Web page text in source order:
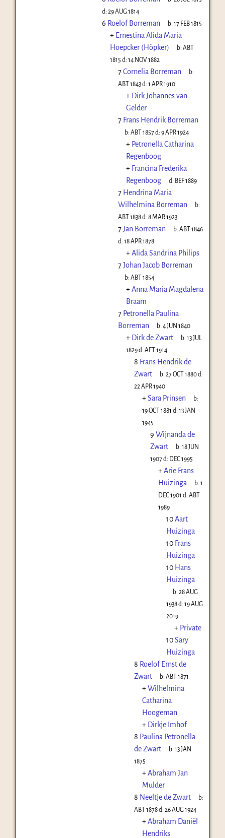
d: 29 AUG 1814
6 Roelof Borreman b:17 FEB 1815
+ Ernestina Alida Maria
Hoepcker (Höpker)
b:ABT
1815 d: 14 NOV 1882
7Cornelia Borreman
b:
ABT 1843d: 1 APR 1910
+ Dirk Johannes van
Gelder
7 Frans Hendrik Borreman
b:ABT 1857d:9 APR 1924
+ Petronella Catharina
Regenboog
+ Francina Frederika
Regenboog
d: BEF 1889
7 Hendrina Maria
Wilhelmina Borreman
b:
ABT 1838d: 8 MAR 1923
7Jan Borreman b:ABT 1846
d: 18 APR 1878
+Alida Sandrina Philips
7Johan Jacob Borreman
b:ABT 1854
+Anna Maria Magdalena
Braam
7 Petronella Paulina
Borreman
b:4 JUN 1840
+ Dirk de Zwart b:13 JUL
1829d: AFT 1914
8 Frans Hendrik de
Zwart
b:27 OCT 1880d:
22 APR 1940
+Sara Prinsen
b:
19 OCT 1881 d: 13 JAN
1945
9 Wijnanda de
Zwart
b:18 JUN
1907d: DEC 1995
+Arie Frans
Huizinga
b:1
DEC 1901 d: ABT
1989
10Aart
Huizinga
10 Frans
Huizinga
10 Hans
Huizinga
b:28 AUG
1938d: 19 AUG
2019
+ Private
10Sary
Huizinga
8 Roelof Ernst de
Zwart
b:ABT 1871
+Wilhelmina
Catharina
Hoogeman
+ Dirkje Imhof
8 Paulina Petronella
de Zwart
b:13 JAN
1875
+Abraham Jan
Mulder
8 Neeltje de Zwart
b:
ABT 1878d: 26 AUG 1924
+Abraham Daniël
Hendriks